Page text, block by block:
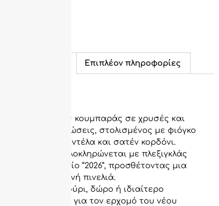
Επιπλέον πληροφορίες
Χειροποίητος κουμπαράς σε χρυσές και
ασημί αποχρώσεις, στολισμένος με φιόγκο
από λευκή δαντέλα και σατέν κορδόνι.
Η σύνθεση ολοκληρώνεται με πλεξιγκλάς
χρυσό στοιχείο “2026”, προσθέτοντας μια
κομψή, γιορτινή πινελιά.
Ιδανικό για γούρι, δώρο ή ιδιαίτερο
διακοσμητικό για τον ερχομό του νέου